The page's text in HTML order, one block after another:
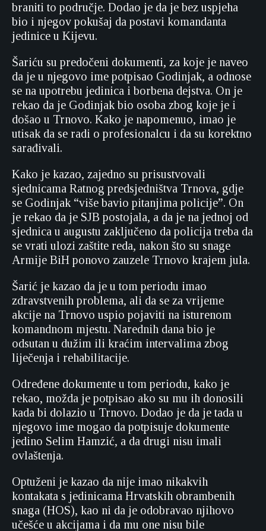
braniti to područje. Dodao je da je bez uspjeha
bio i njegov pokušaj da postavi komandanta
jedinice u Kijevu.
Šariću su predočeni dokumenti, za koje je naveo
da je u njegovo ime potpisao Godinjak, a odnose
se na upotrebu jedinica i borbena dejstva. On je
rekao da je Godinjak bio osoba zbog koje je i
došao u Trnovo. Kako je napomenuo, imao je
utisak da se radi o profesionalcu i da su korektno
sarađivali.
Kako je kazao, zajedno su prisustvovali
sjednicama Ratnog predsjedništva Trnova, gdje
se Godinjak “više bavio pitanjima policije”. On
je rekao da je SJB postojala, a da je na jednoj od
sjednica u augustu zaključeno da policija treba da
se vrati ulozi zaštite reda, nakon što su snage
Armije BiH ponovo zauzele Trnovo krajem jula.
Šarić je kazao da je u tom periodu imao
zdravstvenih problema, ali da se za vrijeme
akcije na Trnovo uspio pojaviti na isturenom
komandnom mjestu. Narednih dana bio je
odsutan u dužim ili kraćim intervalima zbog
liječenja i rehabilitacije.
Određene dokumente u tom periodu, kako je
rekao, možda je potpisao ako su mu ih donosili
kada bi dolazio u Trnovo. Dodao je da je tada u
njegovo ime mogao da potpisuje dokumente
jedino Selim Hamzić, a da drugi nisu imali
ovlaštenja.
Optuženi je kazao da nije imao nikakvih
kontakata s jedinicama Hrvatskih obrambenih
snaga (HOS), kao ni da je odobravao njihovo
učešće u akcijama i da mu one nisu bile